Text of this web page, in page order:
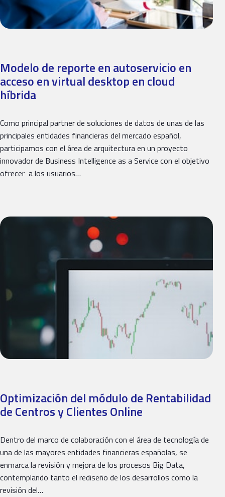
Modelo de reporte en autoservicio en
acceso en virtual desktop en cloud
híbrida
Como principal partner de soluciones de datos de unas de las
principales entidades financieras del mercado español,
participamos con el área de arquitectura en un proyecto
innovador de Business Intelligence as a Service con el objetivo
ofrecer a los usuarios…
Optimización del módulo de Rentabilidad
de Centros y Clientes Online
Dentro del marco de colaboración con el área de tecnología de
una de las mayores entidades financieras españolas, se
enmarca la revisión y mejora de los procesos Big Data,
contemplando tanto el rediseño de los desarrollos como la
revisión del…